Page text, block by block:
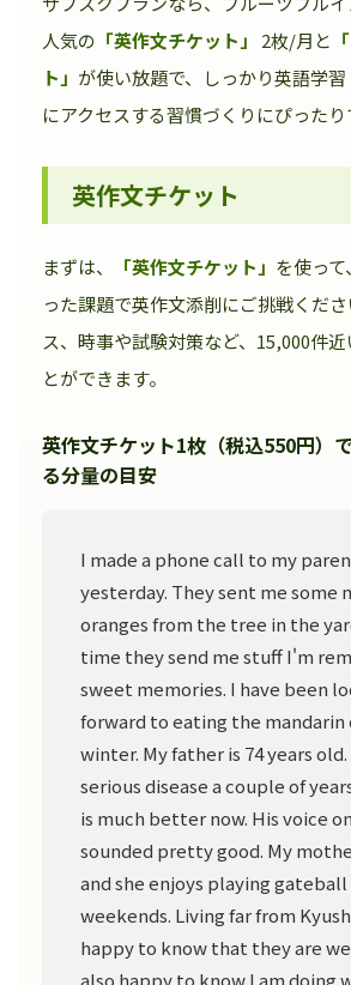
人気の 「英作文チケット」 2枚/月と
ト」 が使い放題で、しっかり英語学
にアクセスする習慣づくりにぴったり
英作文チケット
まずは、 「英作文チケット」 を使っ
った課題で英作文添削にご挑戦くだ
ス、時事や試験対策など、15,000件
とができます。
英作文チケット1枚（税込550円）
る分量の目安
I made a phone call to my
yesterday. They sent me some
oranges from the tree in the
time they send me stuff I'm
sweet memories. I have been
forward to eating the mandarin
winter. My father is 74 years old.
serious disease a couple of
is much better now. His voice
sounded pretty good. My
and she enjoys playing gateball
weekends. Living far from
happy to know that they are